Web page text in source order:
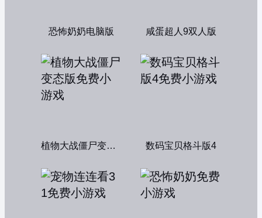
恐怖奶奶电脑版 咸蛋超人9双人版
植物大战僵尸变态版 数码宝贝格斗版4